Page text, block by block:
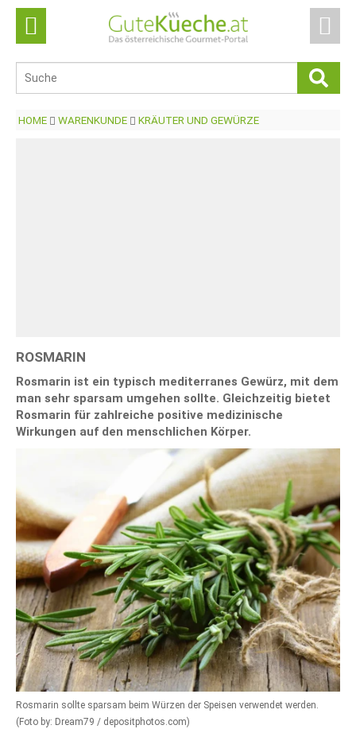
HOME WARENKUNDE KRÄUTER UND GEWÜRZE
ROSMARIN
Rosmarin ist ein typisch mediterranes Gewürz, mit dem
man sehr sparsam umgehen sollte. Gleichzeitig bietet
Rosmarin für zahlreiche positive medizinische
Wirkungen auf den menschlichen Körper.
Rosmarin sollte sparsam beim Würzen der Speisen verwendet werden.
(Foto by: Dream79 / depositphotos.com)